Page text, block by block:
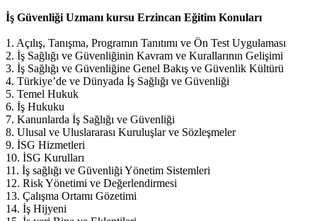
İş Güvenliği Uzmanı kursu Erzincan Eğitim Konuları
1. Açılış, Tanışma, Programın Tanıtımı ve Ön Test Uygulaması
2. İş Sağlığı ve Güvenliğinin Kavram ve Kurallarının Gelişimi
3. İş Sağlığı ve Güvenliğine Genel Bakış ve Güvenlik Kültürü
4. Türkiye’de ve Dünyada İş Sağlığı ve Güvenliği
5. Temel Hukuk
6. İş Hukuku
7. Kanunlarda İş Sağlığı ve Güvenliği
8. Ulusal ve Uluslararası Kuruluşlar ve Sözleşmeler
9. İSG Hizmetleri
10. İSG Kurulları
11. İş sağlığı ve Güvenliği Yönetim Sistemleri
12. Risk Yönetimi ve Değerlendirmesi
13. Çalışma Ortamı Gözetimi
14. İş Hijyeni